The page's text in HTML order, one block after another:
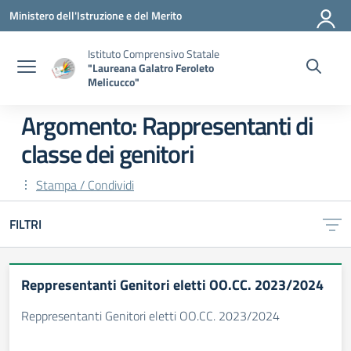
Vai ai contenuti
Vai al menu di navigazione
Vai al footer
Ministero dell'Istruzione e del Merito
Istituto Comprensivo Statale
"Laureana Galatro Feroleto
Melicucco"
Argomento: Rappresentanti di
classe dei genitori
Stampa / Condividi
FILTRI
Reppresentanti Genitori eletti OO.CC. 2023/2024
Reppresentanti Genitori eletti OO.CC. 2023/2024